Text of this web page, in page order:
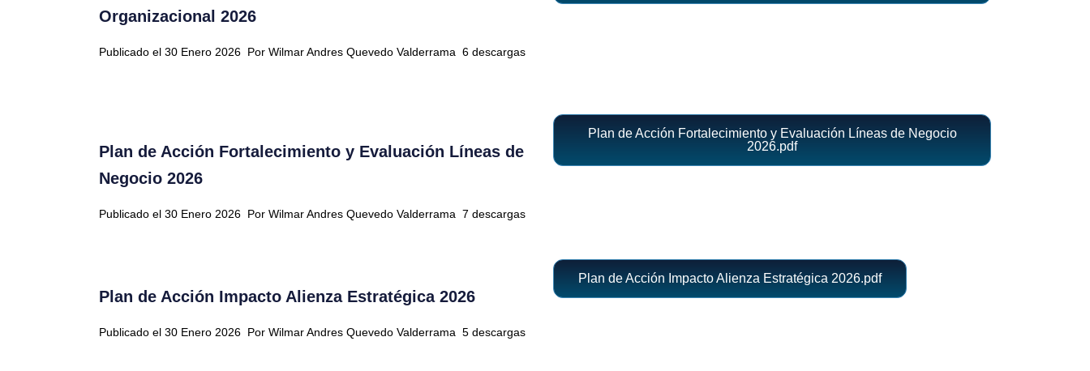
Organizacional 2026
Publicado el 30 Enero 2026 Por Wilmar Andres Quevedo Valderrama 6 descargas
Plan de Acción Fortalecimiento y Evaluación Líneas de
Negocio 2026
Publicado el 30 Enero 2026 Por Wilmar Andres Quevedo Valderrama 7 descargas
Plan de Acción Fortalecimiento y Evaluación Líneas de Negocio
2026.pdf
Plan de Acción Impacto Alienza Estratégica 2026
Publicado el 30 Enero 2026 Por Wilmar Andres Quevedo Valderrama 5 descargas
Plan de Acción Impacto Alienza Estratégica 2026.pdf